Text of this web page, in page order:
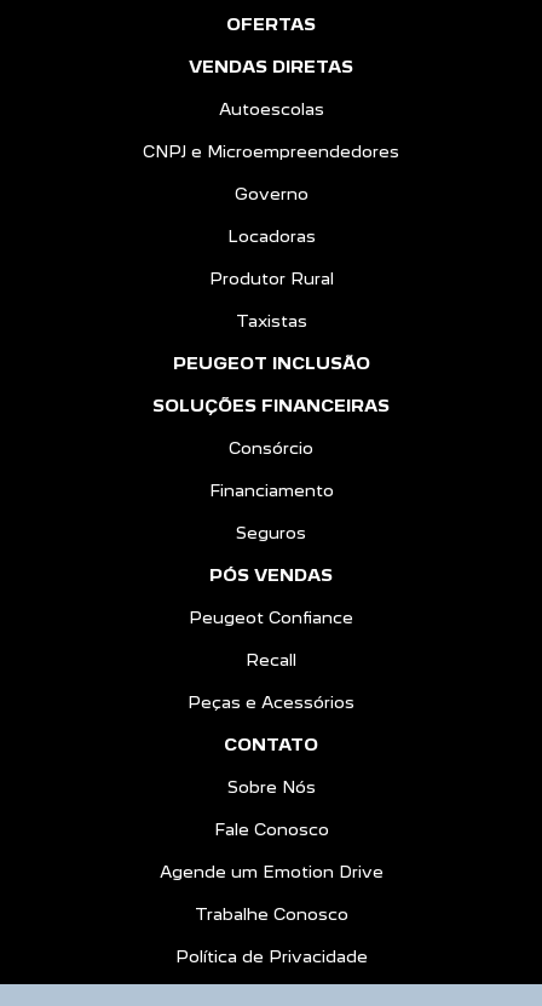
OFERTAS
VENDAS DIRETAS
Autoescolas
CNPJ e Microempreendedores
Governo
Locadoras
Produtor Rural
Taxistas
PEUGEOT INCLUSÃO
SOLUÇÕES FINANCEIRAS
Consórcio
Financiamento
Seguros
PÓS VENDAS
Peugeot Confiance
Recall
Peças e Acessórios
CONTATO
Sobre Nós
Fale Conosco
Agende um Emotion Drive
Trabalhe Conosco
Política de Privacidade